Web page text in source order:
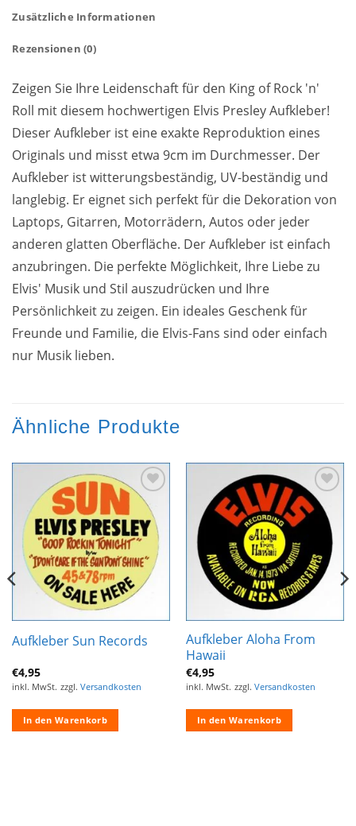
Zusätzliche Informationen
Rezensionen (0)
Zeigen Sie Ihre Leidenschaft für den King of Rock 'n'
Roll mit diesem hochwertigen Elvis Presley Aufkleber!
Dieser Aufkleber ist eine exakte Reproduktion eines
Originals und misst etwa 9cm im Durchmesser. Der
Aufkleber ist witterungsbeständig, UV-beständig und
langlebig. Er eignet sich perfekt für die Dekoration von
Laptops, Gitarren, Motorrädern, Autos oder jeder
anderen glatten Oberfläche. Der Aufkleber ist einfach
anzubringen. Die perfekte Möglichkeit, Ihre Liebe zu
Elvis' Musik und Stil auszudrücken und Ihre
Persönlichkeit zu zeigen. Ein ideales Geschenk für
Freunde und Familie, die Elvis-Fans sind oder einfach
nur Musik lieben.
Ähnliche Produkte
Zur
Wunschliste
hinzufügen
Aufkleber Sun Records
€4,95
inkl. MwSt. zzgl. Versandkosten
In den Warenkorb
Zur
Wunschliste
hinzufügen
Aufkleber Aloha From
Hawaii
€4,95
inkl. MwSt. zzgl. Versandkosten
In den Warenkorb